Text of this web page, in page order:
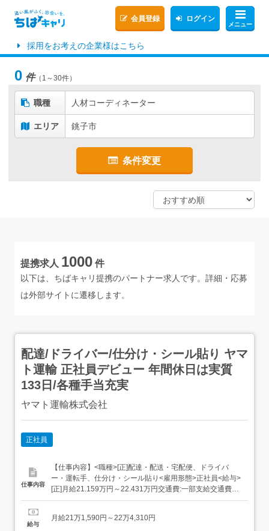
メニュー
会員登録 ログイン
採用をお考えの企業様はこちら
0 件（1～30件）
職種 人材コーディネーター
エリア 銚子市
条件変更
提携求人 1000 件
以下は、ちばキャリ提携のパートナー求人です。詳細・応募
は外部サイトに遷移します。
配達/ドライバー/仕分け・シール貼り ヤマ
ト運輸 正社員デビュー 年間休日は実質
133日/各種手当充実
ヤマト運輸株式会社
正社員
仕事内容
【仕事内容】<職種>[正]配達・配送・宅配便、ドライバ
ー・運転手、仕分け・シール貼り<雇用形態>正社員<給与>
[正]月給21.159万円～22.431万円交通費:一部支給交通費
(月上限5万円)昇給年1回賞与年2回(7月/12月 賞与4.5ヶ月実
デル月収・年収<佐倉市内勤務>30歳/残業25H/扶養家...
給与
月給21万1,590円～22万4,310円